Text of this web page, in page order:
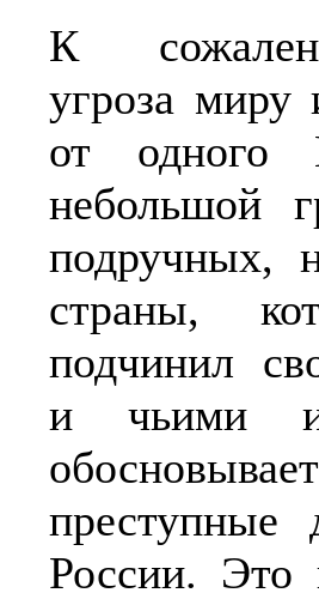
К
угроза миру
от одного
небольшой
подручных,
страны,
подчинил
и чьими
преступные
России. Это